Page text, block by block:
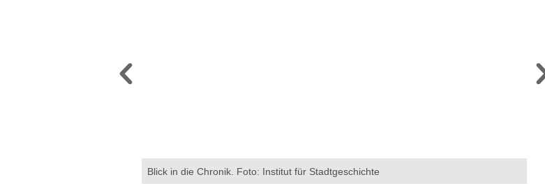
Blick in die Chronik. Foto: Institut für Stadtgeschichte